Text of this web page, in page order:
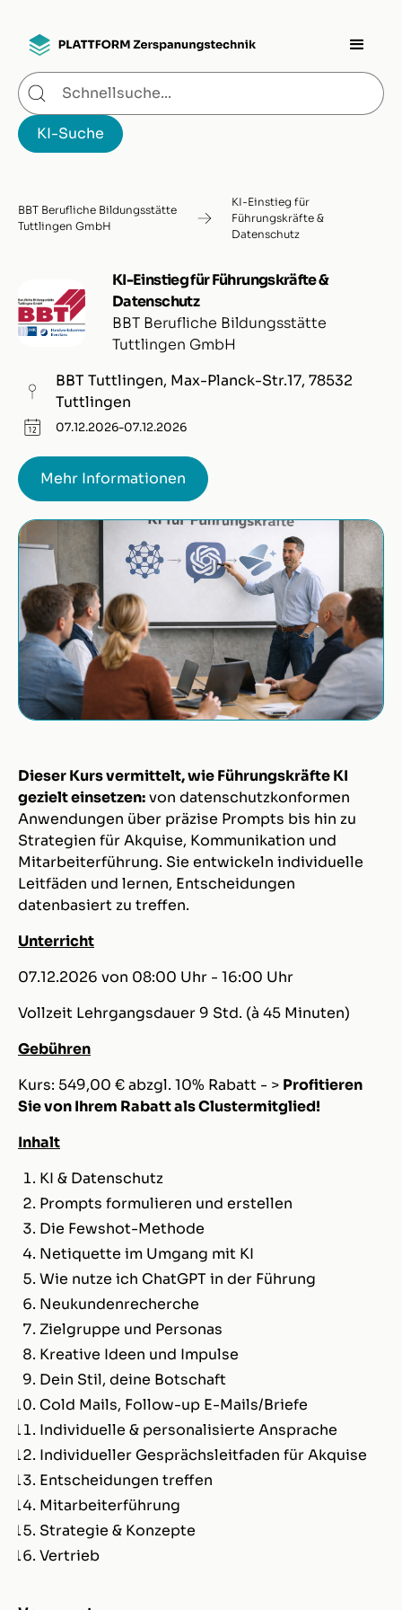
BBT Berufliche Bildungsstätte
Tuttlingen GmbH
KI-Einstieg für
Führungskräfte &
Datenschutz
KI-Einstieg für Führungskräfte &
Datenschutz
BBT Berufliche Bildungsstätte
Tuttlingen GmbH
BBT Tuttlingen, Max-Planck-Str.17, 78532
Tuttlingen
07.12.2026-07.12.2026
Mehr Informationen
Dieser Kurs vermittelt, wie Führungskräfte KI
gezielt einsetzen:von datenschutzkonformen
Anwendungen über präzise Prompts bis hin zu
Strategien für Akquise, Kommunikation und
Mitarbeiterführung. Sie entwickeln individuelle
Leitfäden und lernen, Entscheidungen
datenbasiert zu treffen.
Unterricht
07.12.2026 von 08:00 Uhr - 16:00 Uhr
Vollzeit Lehrgangsdauer 9 Std. (à 45 Minuten)
Gebühren
Kurs: 549,00 € abzgl. 10% Rabatt - > Profitieren
Sie von Ihrem Rabatt als Clustermitglied!
Inhalt
KI & Datenschutz
Prompts formulieren und erstellen
Die Fewshot-Methode
Netiquette im Umgang mit KI
Wie nutze ich ChatGPT in der Führung
Neukundenrecherche
Zielgruppe und Personas
Kreative Ideen und Impulse
Dein Stil, deine Botschaft
Cold Mails, Follow-up E-Mails/Briefe
Individuelle & personalisierte Ansprache
Individueller Gesprächsleitfaden für Akquise
Entscheidungen treffen
Mitarbeiterführung
Strategie & Konzepte
Vertrieb